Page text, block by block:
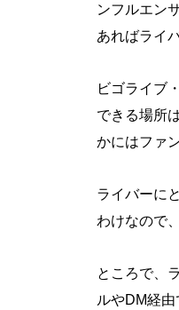
ンフルエン
あればライ
ビゴライブ
できる場所
かにはファ
ライバーに
わけなので
ところで、
ルやDM経